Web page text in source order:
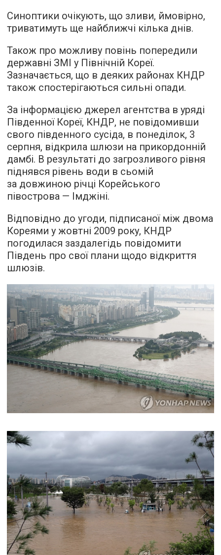
Синоптики очікують, що зливи, ймовірно,
триватимуть ще найближчі кілька днів.
Також про можливу повінь попередили
державні ЗМІ у Північній Кореї.
Зазначається, що в деяких районах КНДР
також спостерігаються сильні опади.
За інформацією джерел агентства в уряді
Південної Кореї, КНДР, не повідомивши
свого південного сусіда, в понеділок, 3
серпня, відкрила шлюзи на прикордонній
дамбі. В результаті до загрозливого рівня
піднявся рівень води в сьомій
за довжиною річці Корейського
півострова — Імджіні.
Відповідно до угоди, підписаної між двома
Кореями у жовтні 2009 року, КНДР
погодилася заздалегідь повідомити
Південь про свої плани щодо відкриття
шлюзів.